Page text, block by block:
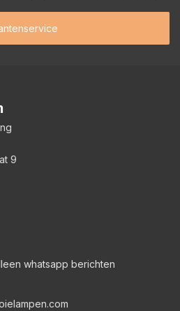
9
whatsapp berichten